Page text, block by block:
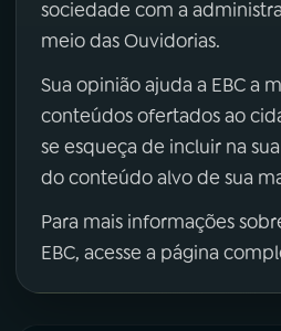
sociedade com a
meio das Ouvidorias.
Sua opinião ajuda a EBC a
conteúdos ofertados ao
se esqueça de incluir na
do conteúdo alvo de sua
Para mais informações
EBC, acesse a página